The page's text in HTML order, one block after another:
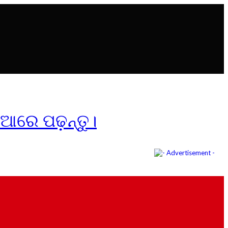
ପଢ଼ନ୍ତୁ।